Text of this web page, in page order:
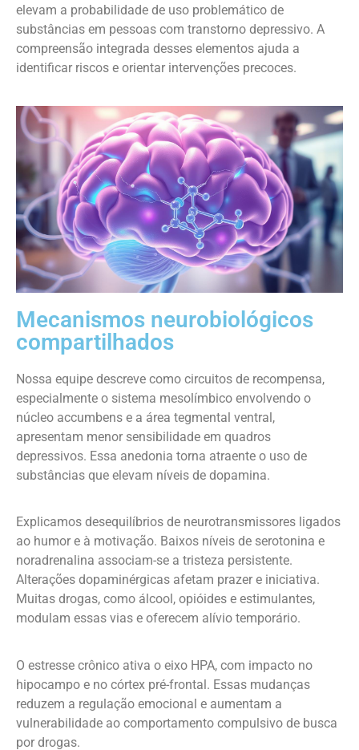
elevam a probabilidade de uso problemático de
substâncias em pessoas com transtorno depressivo. A
compreensão integrada desses elementos ajuda a
identificar riscos e orientar intervenções precoces.
Mecanismos neurobiológicos
compartilhados
Nossa equipe descreve como circuitos de recompensa,
especialmente o sistema mesolímbico envolvendo o
núcleo accumbens e a área tegmental ventral,
apresentam menor sensibilidade em quadros
depressivos. Essa anedonia torna atraente o uso de
substâncias que elevam níveis de dopamina.
Explicamos desequilíbrios de neurotransmissores ligados
ao humor e à motivação. Baixos níveis de serotonina e
noradrenalina associam-se a tristeza persistente.
Alterações dopaminérgicas afetam prazer e iniciativa.
Muitas drogas, como álcool, opióides e estimulantes,
modulam essas vias e oferecem alívio temporário.
O estresse crônico ativa o eixo HPA, com impacto no
hipocampo e no córtex pré-frontal. Essas mudanças
reduzem a regulação emocional e aumentam a
vulnerabilidade ao comportamento compulsivo de busca
por drogas.